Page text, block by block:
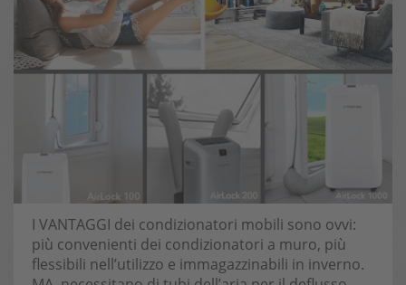
I VANTAGGI dei condizionatori mobili sono ovvi:
più convenienti dei condizionatori a muro, più
flessibili nell’utilizzo e immagazzinabili in inverno.